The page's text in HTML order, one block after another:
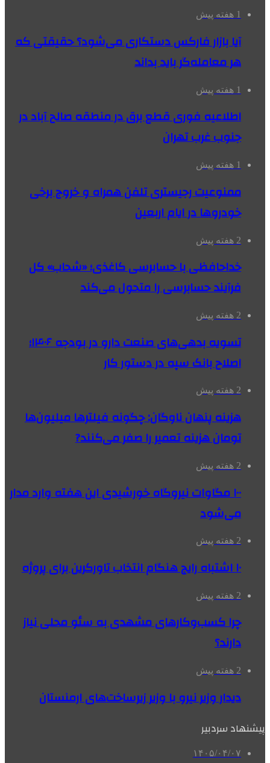
1 هفته پیش
آیا بازار فارکس دستکاری می‌شود؟ حقیقتی که
هر معامله‌گر باید بداند
1 هفته پیش
اطلاعیه فوری قطع برق در منطقه صالح آباد در
جنوب غرب تهران
1 هفته پیش
ممنوعیت رجیستری تلفن همراه و خروج برخی
خودروها در ایام اربعین
2 هفته پیش
خداحافظی با حسابرسی کاغذی؛ «شحاب» کل
فرآیند حسابرسی را متحول می‌کند
2 هفته پیش
تسویه بدهی‌های صنعت دارو در بودجه ۱۴۰۶؛
اصلاح بانک سپه در دستور کار
2 هفته پیش
هزینه پنهان ناوگان: چگونه فیلترها میلیون‌ها
تومان هزینه تعمیر را صفر می‌کنند?
2 هفته پیش
۱۰۰ مگاوات نیروگاه‌ خورشیدی این هفته وارد مدار
می‌شود
2 هفته پیش
۱۰ اشتباه رایج هنگام انتخاب تاورکرین برای پروژه
2 هفته پیش
چرا کسب‌وکارهای مشهدی به سئو محلی نیاز
دارند؟
2 هفته پیش
دیدار وزیر نیرو با وزیر زیرساخت‌های ارمنستان
پیشنهاد سردبیر
۱۴۰۵/۰۴/۰۷